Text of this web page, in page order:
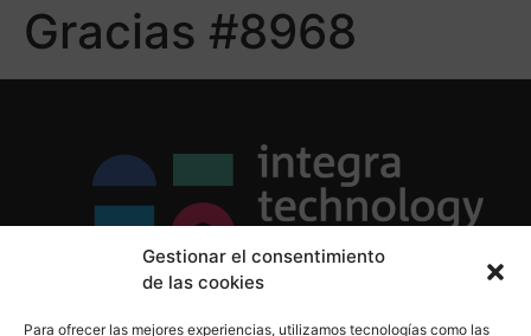
Gestionar el consentimiento
de las cookies
Para ofrecer las mejores experiencias, utilizamos tecnologías como las
Gracias #8968